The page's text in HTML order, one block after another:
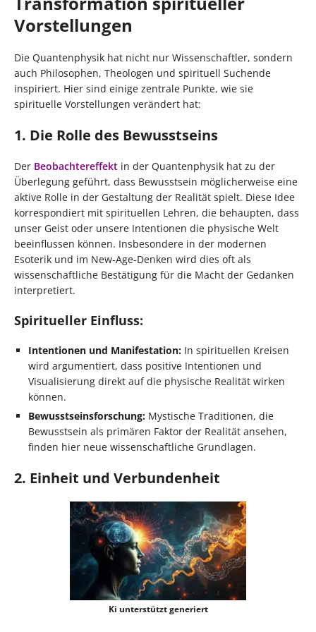
Vorstellungen
Die Quantenphysik hat nicht nur Wissenschaftler, sondern
auch Philosophen, Theologen und spirituell Suchende
inspiriert. Hier sind einige zentrale Punkte, wie sie
spirituelle Vorstellungen verändert hat:
1. Die Rolle des Bewusstseins
Der Beobachtereffekt in der Quantenphysik hat zu der
Überlegung geführt, dass Bewusstsein möglicherweise eine
aktive Rolle in der Gestaltung der Realität spielt. Diese Idee
korrespondiert mit spirituellen Lehren, die behaupten, dass
unser Geist oder unsere Intentionen die physische Welt
beeinflussen können. Insbesondere in der modernen
Esoterik und im New-Age-Denken wird dies oft als
wissenschaftliche Bestätigung für die Macht der Gedanken
interpretiert.
Spiritueller Einfluss:
Intentionen und Manifestation: In spirituellen Kreisen
wird argumentiert, dass positive Intentionen und
Visualisierung direkt auf die physische Realität wirken
können.
Bewusstseinsforschung: Mystische Traditionen, die
Bewusstsein als primären Faktor der Realität ansehen,
finden hier neue wissenschaftliche Grundlagen.
2. Einheit und Verbundenheit
Ki unterstützt generiert